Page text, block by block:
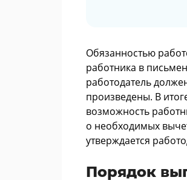
Обязанностью
работника в
работодатель
произведены. В
возможность
о необходимых
утверждается
Порядок